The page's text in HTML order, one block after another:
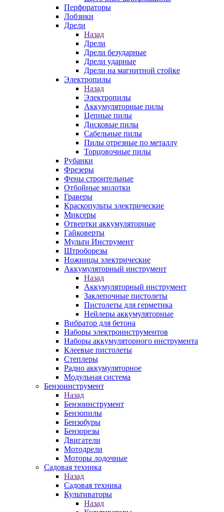
Перфораторы
Лобзики
Дрели
Назад
Дрели
Дрели безударные
Дрели ударные
Дрели на магнитной стойке
Электропилы
Назад
Электропилы
Аккумуляторные пилы
Цепные пилы
Дисковые пилы
Сабельные пилы
Пилы отрезные по металлу
Торцовочные пилы
Рубанки
Фрезеры
Фены строительные
Отбойные молотки
Граверы
Краскопульты электрические
Миксеры
Отвертки аккумуляторные
Гайковерты
Мульти Инструмент
Штроборезы
Ножницы электрические
Аккумуляторный инструмент
Назад
Аккумуляторный инструмент
Заклепочные пистолеты
Пистолеты для герметика
Нейлеры аккумуляторные
Вибратор для бетона
Наборы электроинструментов
Наборы аккумуляторного инструмента
Клеевые пистолеты
Степлеры
Радио аккумуляторное
Модульная система
Бензоинструмент
Назад
Бензоинструмент
Бензопилы
Бензобуры
Бензорезы
Двигатели
Мотодрели
Моторы лодочные
Садовая техника
Назад
Садовая техника
Культиваторы
Назад